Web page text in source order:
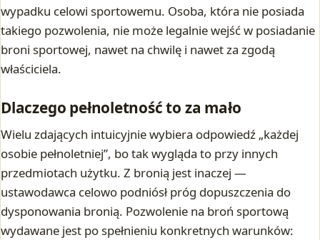
wypadku celowi sportowemu. Osoba, która nie posiada
takiego pozwolenia, nie może legalnie wejść w posiadanie
broni sportowej, nawet na chwilę i nawet za zgodą
właściciela.
Dlaczego pełnoletność to za mało
Wielu zdających intuicyjnie wybiera odpowiedź „każdej
osobie pełnoletniej”, bo tak wygląda to przy innych
przedmiotach użytku. Z bronią jest inaczej —
ustawodawca celowo podniósł próg dopuszczenia do
dysponowania bronią. Pozwolenie na broń sportową
wydawane jest po spełnieniu konkretnych warunków: